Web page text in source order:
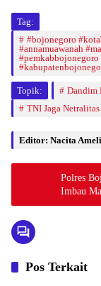
Tag:
#bojonegoro
#annamuawanah
Topik:
Dandim
TNI Jaga
Editor: Nacita
Polres
Imbau
Pos Terkait